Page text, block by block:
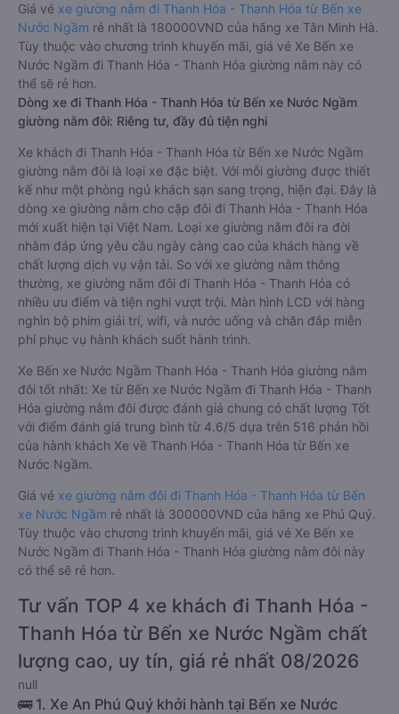
Giá vé xe giường nằm đi Thanh Hóa - Thanh Hóa từ Bến xe
Nước Ngầm rẻ nhất là 180000VND của hãng xe Tân Minh Hà.
Tùy thuộc vào chương trình khuyến mãi, giá vé Xe Bến xe
Nước Ngầm đi Thanh Hóa - Thanh Hóa giường nằm này có
thể sẽ rẻ hơn.
Dòng xe đi Thanh Hóa - Thanh Hóa từ Bến xe Nước Ngầm
giường nằm đôi: Riêng tư, đầy đủ tiện nghi
Xe khách đi Thanh Hóa - Thanh Hóa từ Bến xe Nước Ngầm
giường nằm đôi là loại xe đặc biệt. Với mỗi giường được thiết
kế như một phòng ngủ khách sạn sang trọng, hiện đại. Đây là
dòng xe giường nằm cho cặp đôi đi Thanh Hóa - Thanh Hóa
mới xuất hiện tại Việt Nam. Loại xe giường nằm đôi ra đời
nhằm đáp ứng yêu cầu ngày càng cao của khách hàng về
chất lượng dịch vụ vận tải. So với xe giường nằm thông
thường, xe giường nằm đôi đi Thanh Hóa - Thanh Hóa có
nhiều ưu điểm và tiện nghi vượt trội. Màn hình LCD với hàng
nghìn bộ phim giải trí, wifi, và nước uống và chăn đắp miễn
phí phục vụ hành khách suốt hành trình.
Xe Bến xe Nước Ngầm Thanh Hóa - Thanh Hóa giường nằm
đôi tốt nhất: Xe từ Bến xe Nước Ngầm đi Thanh Hóa - Thanh
Hóa giường nằm đôi được đánh giá chung có chất lượng Tốt
với điểm đánh giá trung bình từ 4.6/5 dựa trên 516 phản hồi
của hành khách Xe về Thanh Hóa - Thanh Hóa từ Bến xe
Nước Ngầm.
Giá vé xe giường nằm đôi đi Thanh Hóa - Thanh Hóa từ Bến
xe Nước Ngầm rẻ nhất là 300000VND của hãng xe Phú Quý.
Tùy thuộc vào chương trình khuyến mãi, giá vé Xe Bến xe
Nước Ngầm đi Thanh Hóa - Thanh Hóa giường nằm đôi này
có thể sẽ rẻ hơn.
Tư vấn TOP 4 xe khách đi Thanh Hóa -
Thanh Hóa từ Bến xe Nước Ngầm chất
lượng cao, uy tín, giá rẻ nhất 08/2026
null
🚌 1. Xe An Phú Quý khởi hành tại Bến xe Nước